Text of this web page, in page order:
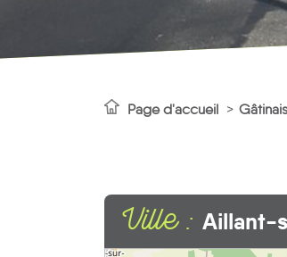
Page d'accueil
Ville : Aillant-